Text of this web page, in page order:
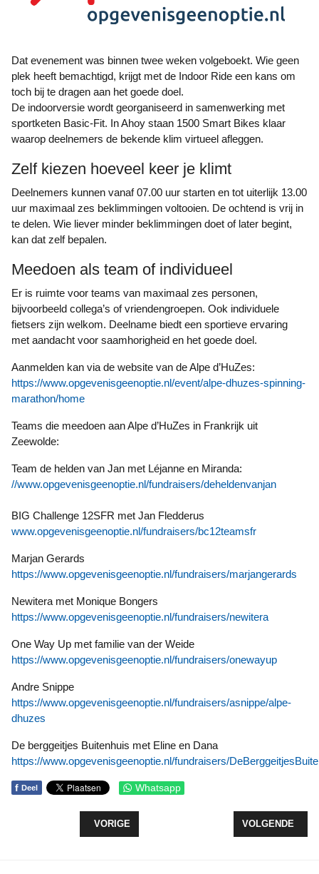
Dat evenement was binnen twee weken volgeboekt. Wie geen
plek heeft bemachtigd, krijgt met de Indoor Ride een kans om
toch bij te dragen aan het goede doel.
De indoorversie wordt georganiseerd in samenwerking met
sportketen Basic-Fit. In Ahoy staan 1500 Smart Bikes klaar
waarop deelnemers de bekende klim virtueel afleggen.
Zelf kiezen hoeveel keer je klimt
Deelnemers kunnen vanaf 07.00 uur starten en tot uiterlijk 13.00
uur maximaal zes beklimmingen voltooien. De ochtend is vrij in
te delen. Wie liever minder beklimmingen doet of later begint,
kan dat zelf bepalen.
Meedoen als team of individueel
Er is ruimte voor teams van maximaal zes personen,
bijvoorbeeld collega’s of vriendengroepen. Ook individuele
fietsers zijn welkom. Deelname biedt een sportieve ervaring
met aandacht voor saamhorigheid en het goede doel.
Aanmelden kan via de website van de Alpe d’HuZes:
https://www.opgevenisgeenoptie.nl/event/alpe-dhuzes-spinning-
marathon/home
Teams die meedoen aan Alpe d’HuZes in Frankrijk uit
Zeewolde:
Team de helden van Jan met Léjanne en Miranda:
//www.opgevenisgeenoptie.nl/fundraisers/deheldenvanjan
BIG Challenge 12SFR met Jan Fledderus
www.opgevenisgeenoptie.nl/fundraisers/bc12teamsfr
Marjan Gerards
https://www.opgevenisgeenoptie.nl/fundraisers/marjangerards
Newitera met Monique Bongers
https://www.opgevenisgeenoptie.nl/fundraisers/newitera
One Way Up met familie van der Weide
https://www.opgevenisgeenoptie.nl/fundraisers/onewayup
Andre Snippe
https://www.opgevenisgeenoptie.nl/fundraisers/asnippe/alpe-
dhuzes
De berggeitjes Buitenhuis met Eline en Dana
https://www.opgevenisgeenoptie.nl/fundraisers/
f Deel Whatsapp
VORIG ARTIKEL: PAROCHIE ZEEWOLDE HEEFT
VORIGE VOLGENDE
VOLGENDE